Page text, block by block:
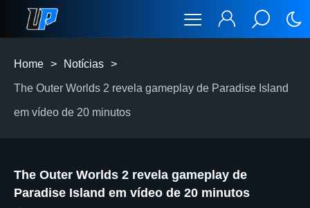
Home > Notícias >
The Outer Worlds 2 revela gameplay de Paradise Island
em vídeo de 20 minutos
The Outer Worlds 2 revela gameplay de
Paradise Island em vídeo de 20 minutos